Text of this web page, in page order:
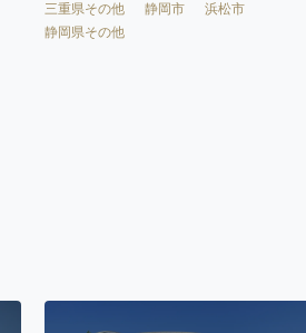
三重県その他
静岡市
浜松市
静岡県その他